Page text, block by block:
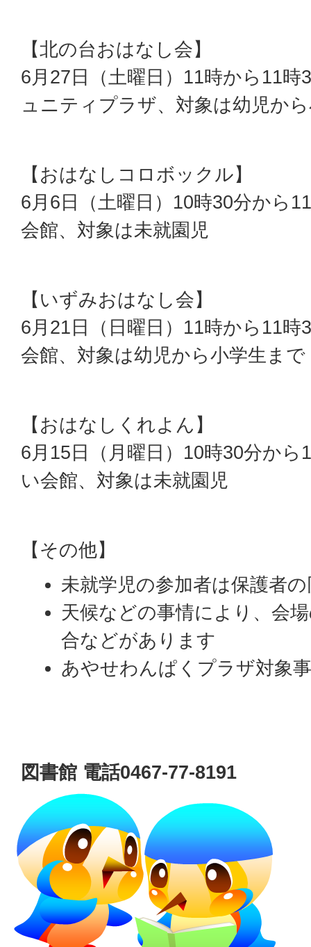
【北の台おはなし会】
6月27日（土曜日）11時から11
ュニティプラザ、対象は幼児か
【おはなしコロボックル】
6月6日（土曜日）10時30分から
会館、対象は未就園児
【いずみおはなし会】
6月21日（日曜日）11時から11
会館、対象は幼児から小学生まで
【おはなしくれよん】
6月15日（月曜日）10時30分か
い会館、対象は未就園児
【その他】
未就学児の参加者は保護者
天候などの事情により、会
合などがあります
あやせわんぱくプラザ対象
図書館 電話0467-77-8191